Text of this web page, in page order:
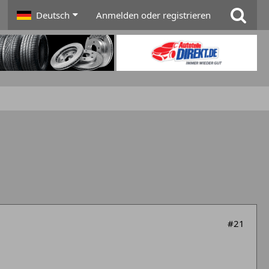
Deutsch Anmelden oder registrieren
#21